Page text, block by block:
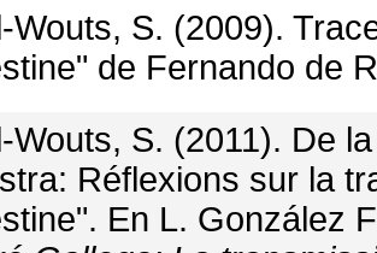
Wouts, S. (2009).
de Fernando de
Wouts, S. (2011). De
Réflexions sur la
En L. González